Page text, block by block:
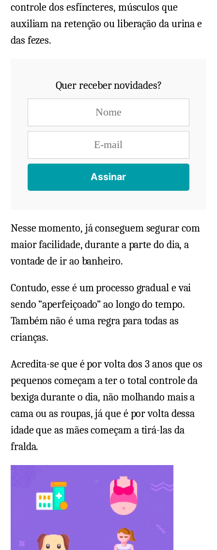
controle dos esfíncteres, músculos que
auxiliam na retenção ou liberação da urina e
das fezes.
Quer receber novidades?
Nesse momento, já conseguem segurar com
maior facilidade, durante a parte do dia, a
vontade de ir ao banheiro.
Contudo, esse é um processo gradual e vai
sendo “aperfeiçoado” ao longo do tempo.
Também não é uma regra para todas as
crianças.
Acredita-se que é por volta dos 3 anos que os
pequenos começam a ter o total controle da
bexiga durante o dia, não molhando mais a
cama ou as roupas, já que é por volta dessa
idade que as mães começam a tirá-las da
fralda.